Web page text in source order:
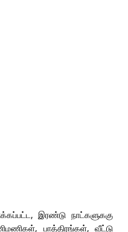
இரண்டு நாட்களுககு
பாத்திரங்கள், வீட்டு